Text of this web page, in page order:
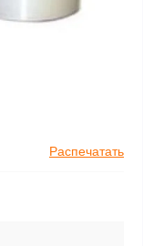
Распечатать